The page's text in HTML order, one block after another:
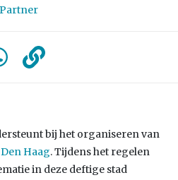
Partner
bij het organiseren van
Haag. Tijdens het regelen
in deze deftige stad